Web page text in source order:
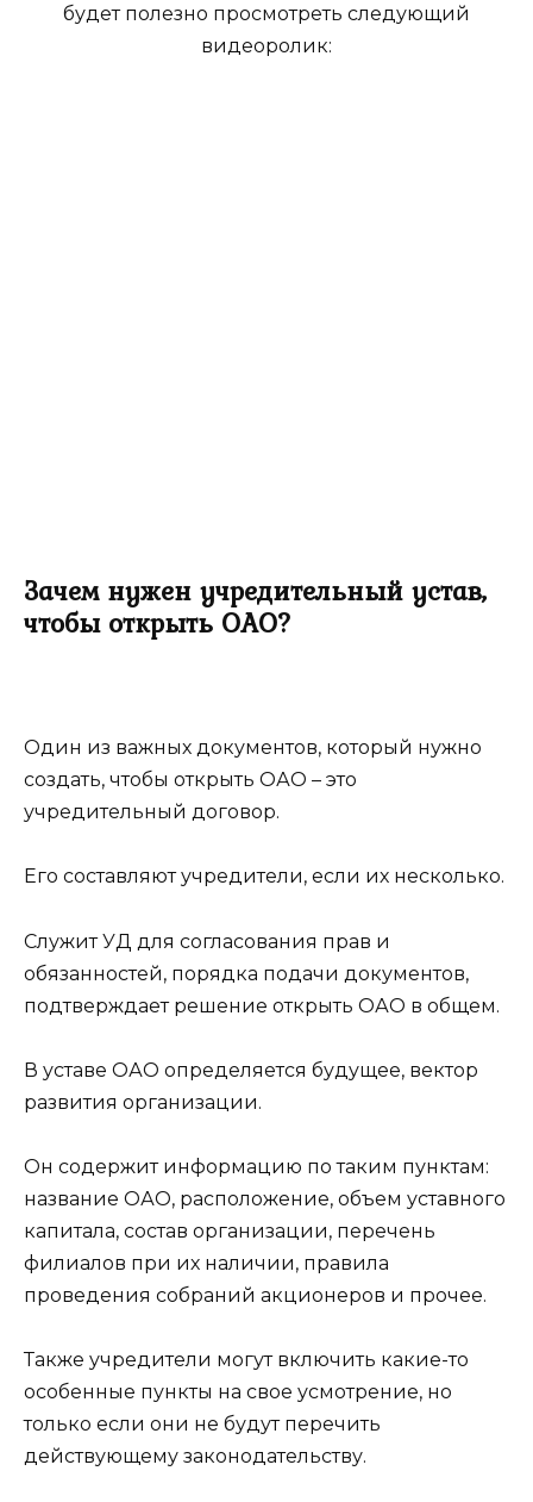
будет полезно просмотреть следующий
видеоролик:
Зачем нужен учредительный устав,
чтобы открыть ОАО?
Один из важных документов, который нужно
создать, чтобы открыть ОАО – это
учредительный договор.
Его составляют учредители, если их несколько.
Служит УД для согласования прав и
обязанностей, порядка подачи документов,
подтверждает решение открыть ОАО в общем.
В уставе ОАО определяется будущее, вектор
развития организации.
Он содержит информацию по таким пунктам:
название ОАО, расположение, объем уставного
капитала, состав организации, перечень
филиалов при их наличии, правила
проведения собраний акционеров и прочее.
Также учредители могут включить какие-то
особенные пункты на свое усмотрение, но
только если они не будут перечить
действующему законодательству.